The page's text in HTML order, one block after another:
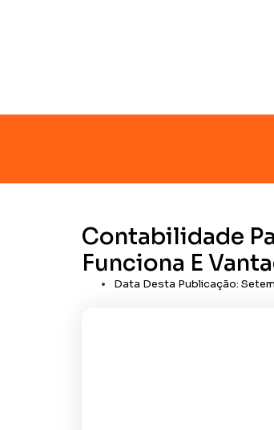
Contabilidade
Funciona E
Data Desta Publicação: